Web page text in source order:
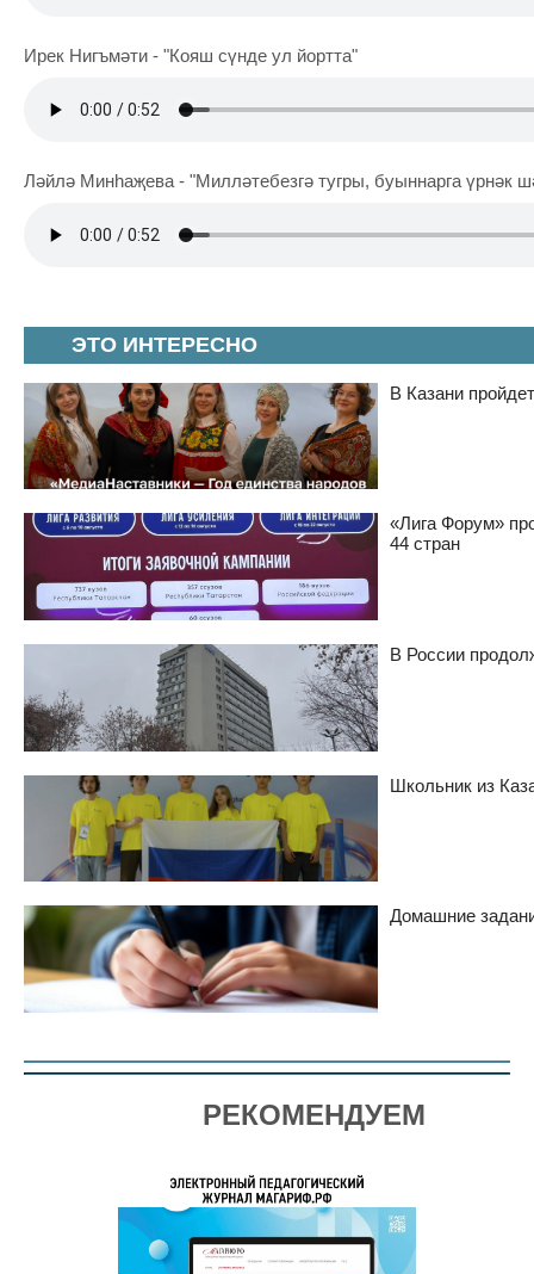
ЭТО ИНТЕРЕСНО
В Казани
«Лига Форум»
44 стран
В России
Школьник из
Домашние
Ирек Нигъмәти - "Кояш сүнде ул йортта"
Ләйлә Минһаҗева - "Милләтебезгә тугры, буыннарга үрнәк
РЕКОМЕНДУЕМ